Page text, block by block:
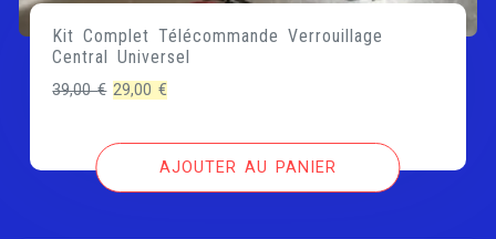
Kit Complet Télécommande Verrouillage
Central Universel
39,00€ Le
initial
29,00€
actuel
est :
AJOUTER AU PANIER